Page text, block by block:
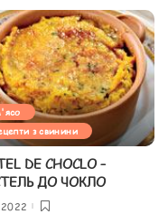
з свинини
DE CHOCLO –
ДО ЧОКЛО